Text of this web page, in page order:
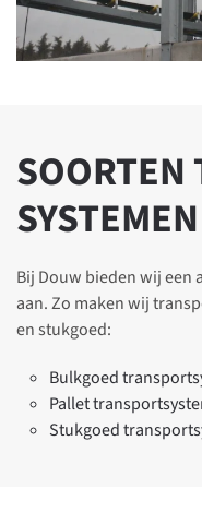
BULKGOED
SYSTEMEN
Bij Douw bieden wij een
aan. Zo maken wij
en stukgoed:
Bulkgoed
Pallet
Stukgoed